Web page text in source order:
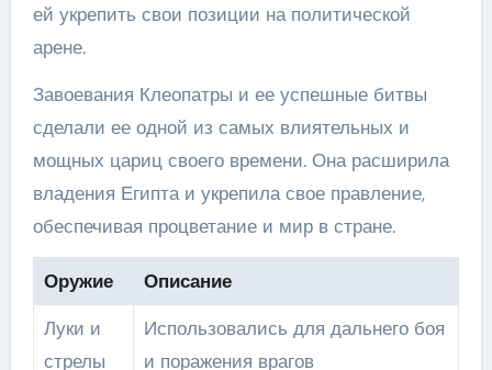
ей укрепить свои позиции на политической
арене.
Завоевания Клеопатры и ее успешные битвы
сделали ее одной из самых влиятельных и
мощных цариц своего времени. Она расширила
владения Египта и укрепила свое правление,
обеспечивая процветание и мир в стране.
Оружие
Описание
Луки и
стрелы
Использовались для дальнего боя
и поражения врагов